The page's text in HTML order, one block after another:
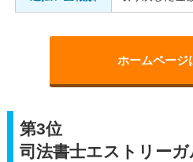
ホームページ
第3位
司法書士エストリー